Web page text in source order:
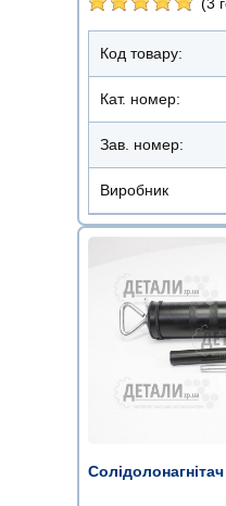
Код товару:
Кат. номер:
Зав. номер:
Виробник